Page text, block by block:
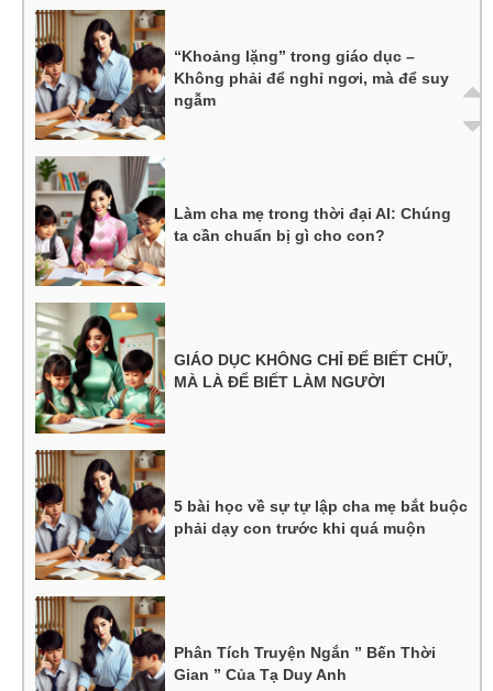
“Khoảng lặng” trong giáo dục –
Không phải để nghỉ ngơi, mà để suy
ngẫm
Làm cha mẹ trong thời đại AI: Chúng
ta cần chuẩn bị gì cho con?
GIÁO DỤC KHÔNG CHỈ ĐỂ BIẾT CHỮ,
MÀ LÀ ĐỂ BIẾT LÀM NGƯỜI
5 bài học về sự tự lập cha mẹ bắt buộc
phải dạy con trước khi quá muộn
Phân Tích Truyện Ngắn ” Bến Thời
Gian ” Của Tạ Duy Anh